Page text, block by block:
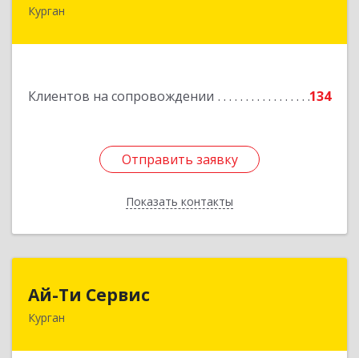
Курган
Клиентов на сопровождении 134
Отправить заявку
Показать контакты
Отправить заявку
Назад
Ай-Ти Сервис
Курган